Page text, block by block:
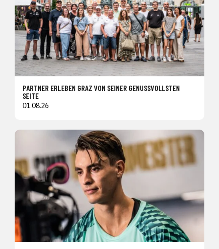
PARTNER ERLEBEN GRAZ VON SEINER GENUSSVOLLSTEN
SEITE
01.08.26